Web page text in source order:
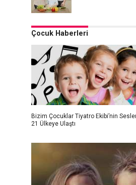
Çocuk Haberleri
Bizim Çocuklar Tiyatro Ekibi’nin
21 Ülkeye Ulaştı